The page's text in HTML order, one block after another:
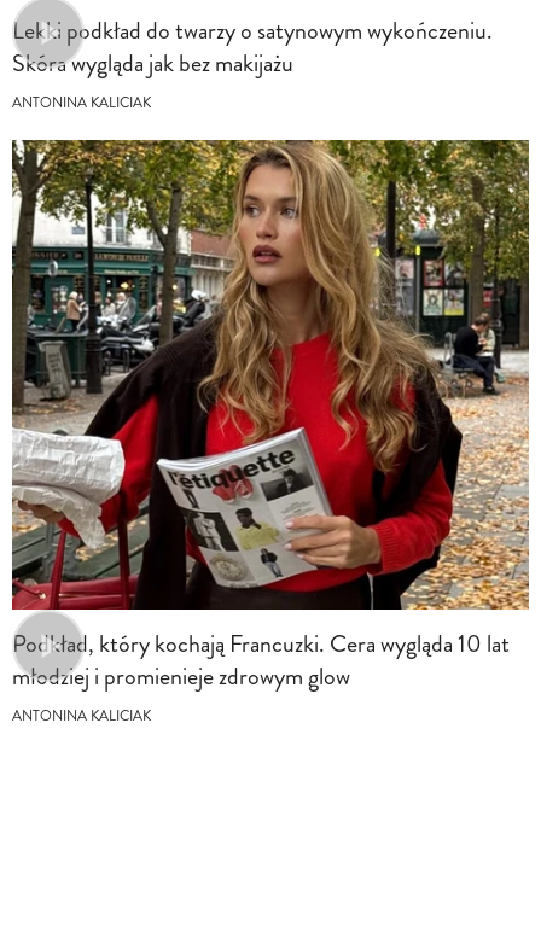
Lekki podkład do twarzy o satynowym wykończeniu.
Skóra wygląda jak bez makijażu
ANTONINA KALICIAK
Podkład, który kochają Francuzki. Cera wygląda 10 lat
młodziej i promienieje zdrowym glow
ANTONINA KALICIAK